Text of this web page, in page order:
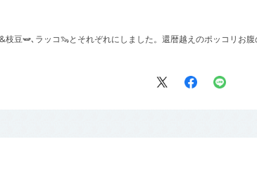
豆🫛､ラッコ🦦とそれぞれにしました。還暦越えのポッコリお